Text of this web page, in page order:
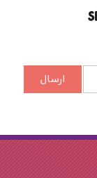
ارسال